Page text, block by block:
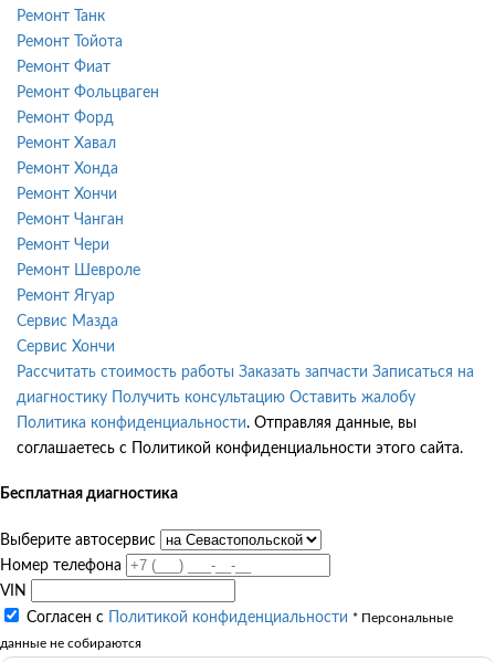
Ремонт Танк
Ремонт Тойота
Ремонт Фиат
Ремонт Фольцваген
Ремонт Форд
Ремонт Хавал
Ремонт Хонда
Ремонт Хончи
Ремонт Чанган
Ремонт Чери
Ремонт Шевроле
Ремонт Ягуар
Сервис Мазда
Сервис Хончи
Рассчитать стоимость работы Заказать запчасти Записаться на
диагностику
Получить консультацию Оставить жалобу
Политика конфиденциальности. Отправляя данные, вы
соглашаетесь с Политикой конфиденциальности этого сайта.
Бесплатная диагностика
Выберите автосервис
Номер телефона
VIN
Согласен с
Политикой конфиденциальности * Персональные
данные не собираются